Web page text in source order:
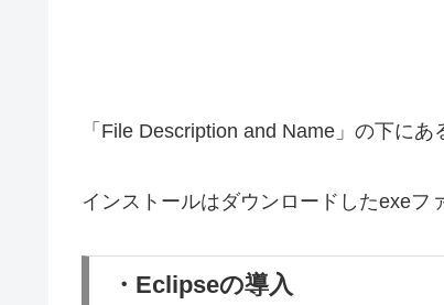
「File Description and Name」の下に
インストールはダウンロードしたexe
・Eclipseの導入